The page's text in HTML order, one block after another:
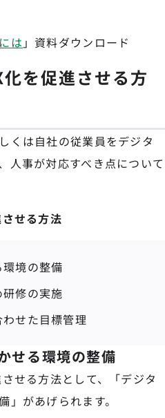
は 」資料ダウンロード
を促進させる方
くは自社の従業員をデジタ
人事が対応すべき点について
せる方法
境の整備
修の実施
せた目標管理
せる環境の整備
せる方法として、「デジタ
」があげられます。